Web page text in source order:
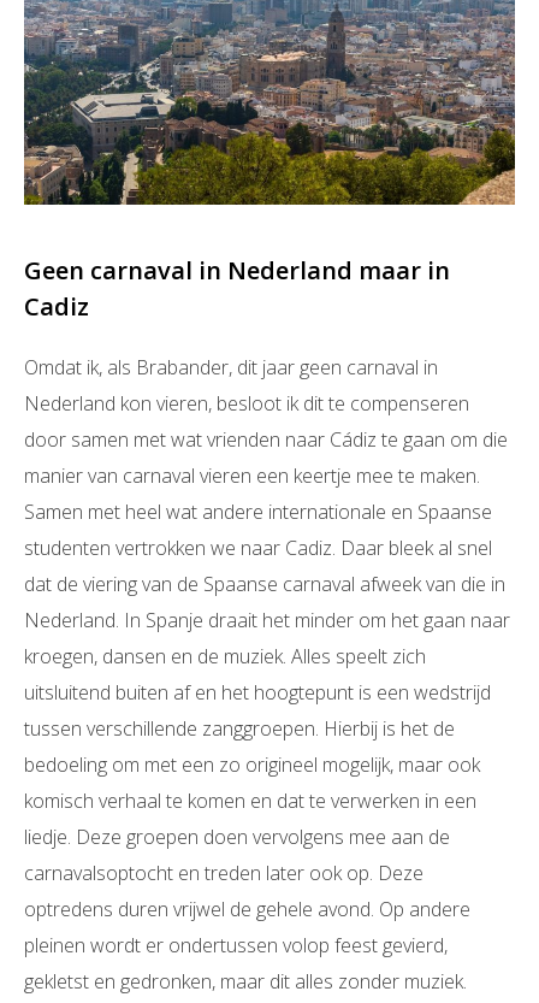
Geen carnaval in Nederland maar in
Cadiz
Omdat ik, als Brabander, dit jaar geen carnaval in
Nederland kon vieren, besloot ik dit te compenseren
door samen met wat vrienden naar Cádiz te gaan om die
manier van carnaval vieren een keertje mee te maken.
Samen met heel wat andere internationale en Spaanse
studenten vertrokken we naar Cadiz. Daar bleek al snel
dat de viering van de Spaanse carnaval afweek van die in
Nederland. In Spanje draait het minder om het gaan naar
kroegen, dansen en de muziek. Alles speelt zich
uitsluitend buiten af en het hoogtepunt is een wedstrijd
tussen verschillende zanggroepen. Hierbij is het de
bedoeling om met een zo origineel mogelijk, maar ook
komisch verhaal te komen en dat te verwerken in een
liedje. Deze groepen doen vervolgens mee aan de
carnavalsoptocht en treden later ook op. Deze
optredens duren vrijwel de gehele avond. Op andere
pleinen wordt er ondertussen volop feest gevierd,
gekletst en gedronken, maar dit alles zonder muziek.